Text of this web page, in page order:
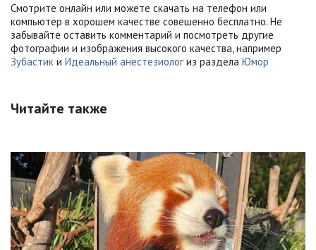
Смотрите онлайн или можете скачать на телефон или
компьютер в хорошем качестве совешенно бесплатно. Не
забывайте оставить комментарий и посмотреть другие
фотографии и изображения высокого качества, например
Зубастик и Идеальный анестезиологиз раздела Юмор
Читайте также